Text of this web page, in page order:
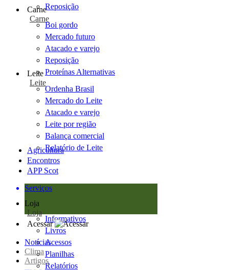
Reposição
Carne
Carne
Boi gordo
Mercado futuro
Atacado e varejo
Reposição
Proteínas Alternativas
Leite
Leite
Ordenha Brasil
Mercado do Leite
Atacado e varejo
Leite por região
Balança comercial
Relatório de Leite
Agricultura
Encontros
APP Scot
Serviços
Loja
Loja
Informativos
Livros
Acessos
Planilhas
Relatórios
Acessar
Notícias
Clima
Artigos